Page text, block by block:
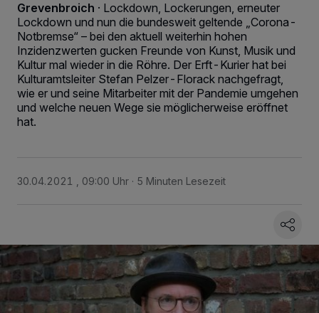
Grevenbroich · Lockdown, Lockerungen, erneuter
Lockdown und nun die bundesweit geltende „Corona-
Notbremse“ – bei den aktuell weiterhin hohen
Inzidenzwerten gucken Freunde von Kunst, Musik und
Kultur mal wieder in die Röhre. Der Erft-Kurier hat bei
Kulturamtsleiter Stefan Pelzer-Florack nachgefragt,
wie er und seine Mitarbeiter mit der Pandemie umgehen
und welche neuen Wege sie möglicherweise eröffnet
hat.
30.04.2021 , 09:00 Uhr 5 Minuten Lesezeit